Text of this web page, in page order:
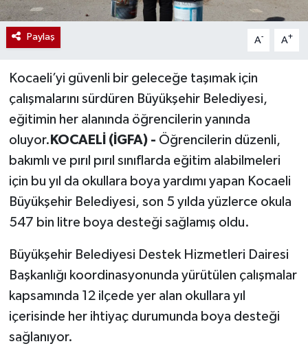
Paylaş A- A+
Kocaeli’yi güvenli bir geleceğe taşımak için
çalışmalarını sürdüren Büyükşehir Belediyesi,
eğitimin her alanında öğrencilerin yanında
oluyor. KOCAELİ (İGFA) - Öğrencilerin düzenli,
bakımlı ve pırıl pırıl sınıflarda eğitim alabilmeleri
için bu yıl da okullara boya yardımı yapan Kocaeli
Büyükşehir Belediyesi, son 5 yılda yüzlerce okula
547 bin litre boya desteği sağlamış oldu.
Büyükşehir Belediyesi Destek Hizmetleri Dairesi
Başkanlığı koordinasyonunda yürütülen çalışmalar
kapsamında 12 ilçede yer alan okullara yıl
içerisinde her ihtiyaç durumunda boya desteği
sağlanıyor.